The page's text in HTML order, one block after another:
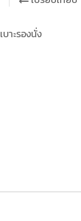
เบาะรองนั่ง